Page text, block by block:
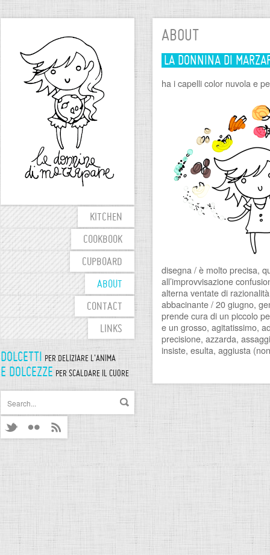
KITCHEN
COOKBOOK
CUPBOARD
ABOUT
CONTACT
LINKS
DOLCETTI PER DELIZIARE L'ANIMA
E DOLCEZZE PER SCALDARE IL CUORE
ABOUT
LA DONNINA DI
ha i capelli color nuvola e
disegna / è molto precisa,
all’improvvisazione
alterna ventate di
abbacinante / 20 giugno,
prende cura di un piccolo
e un grosso, agitatissimo,
precisione, azzarda,
insiste, esulta, aggiusta